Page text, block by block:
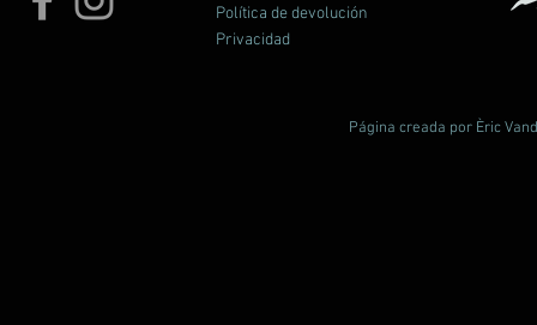
Política de devolución
Privacidad
Página creada por Èric